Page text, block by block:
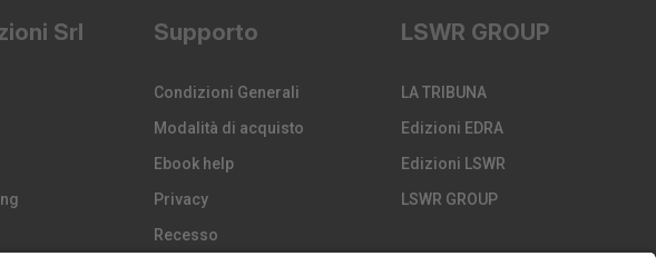
Srl Supporto
Condizioni Generali
Modalità di acquisto
Ebook help
Privacy
Recesso
LSWR GROUP
LA TRIBUNA
Edizioni EDRA
Edizioni LSWR
LSWR GROUP